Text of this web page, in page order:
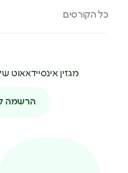
כל הקורסים
מגזין אינסיידאאוט
הרשמה